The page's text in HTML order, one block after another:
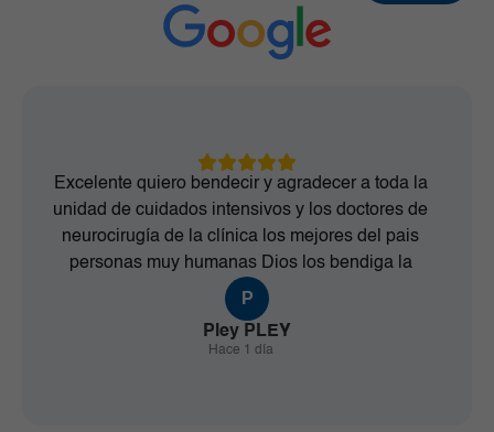
Excelente quiero bendecir y agradecer a toda la
unidad de cuidados intensivos y los doctores de
neurocirugía de la clínica los mejores del pais
personas muy humanas Dios los bendiga la
gloria para Dios que los uso a ustedes para que
mi esposa esté conmigo gracias en verdad
muchas gracias, Dios los bendiga a todos los
P
Pley PLEY
Hace 1 día